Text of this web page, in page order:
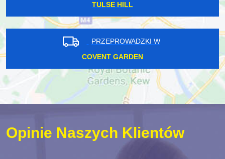
TULSE HILL
PRZEPROWADZKI W
COVENT GARDEN
Opinie Naszych Klientów